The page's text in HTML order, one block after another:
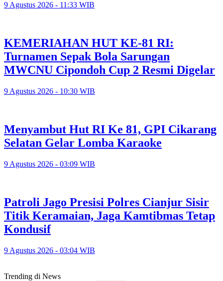
9 Agustus 2026 - 11:33 WIB
KEMERIAHAN HUT KE-81 RI:
Turnamen Sepak Bola Sarungan
MWCNU Cipondoh Cup 2 Resmi Digelar
9 Agustus 2026 - 10:30 WIB
Menyambut Hut RI Ke 81, GPI Cikarang
Selatan Gelar Lomba Karaoke
9 Agustus 2026 - 03:09 WIB
Patroli Jago Presisi Polres Cianjur Sisir
Titik Keramaian, Jaga Kamtibmas Tetap
Kondusif
9 Agustus 2026 - 03:04 WIB
Trending di News